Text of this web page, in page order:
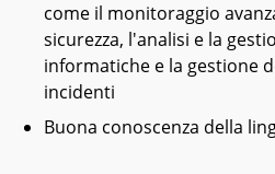
come il monitoraggio
sicurezza, l'analisi e la
informatiche e la gestione
incidenti
Buona conoscenza della